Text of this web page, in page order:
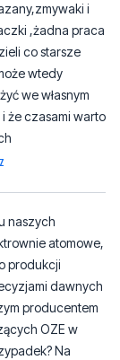
i
,żadna praca
co starsze
wtedy
we własnym
że czasami warto
naszych
atomowe,
produkcji
dawnych
producentem
OZE w
Na